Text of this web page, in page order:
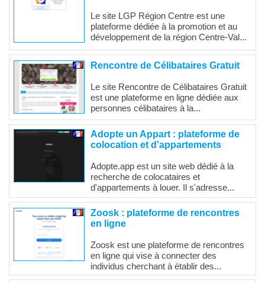
Le site LGP Région Centre est une
plateforme dédiée à la promotion et au
développement de la région Centre-Val...
Rencontre de Célibataires Gratuit
Le site Rencontre de Célibataires Gratuit
est une plateforme en ligne dédiée aux
personnes célibataires à la...
Adopte un Appart : plateforme de
colocation et d'appartements
Adopte.app est un site web dédié à la
recherche de colocataires et
d'appartements à louer. Il s'adresse...
Zoosk : plateforme de rencontres
en ligne
Zoosk est une plateforme de rencontres
en ligne qui vise à connecter des
individus cherchant à établir des...